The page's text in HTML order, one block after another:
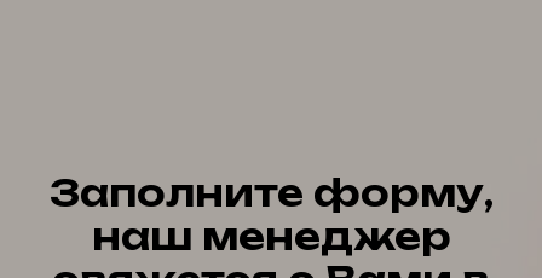
Заполните форму,
наш менеджер